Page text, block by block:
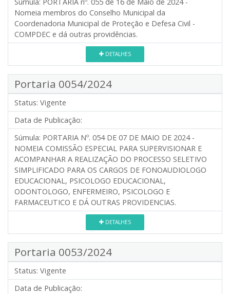
Nomeia membros do Conselho Municipal da
Coordenadoria Municipal de Proteção e Defesa Civil -
COMPDEC e dá outras providências.
DETALHES
Portaria 0054/2024
Status: Vigente
Data de Publicação:
Súmula: PORTARIA Nº. 054 DE 07 DE MAIO DE 2024 -
NOMEIA COMISSÃO ESPECIAL PARA SUPERVISIONAR E
ACOMPANHAR A REALIZAÇÃO DO PROCESSO SELETIVO
SIMPLIFICADO PARA OS CARGOS DE FONOAUDIOLOGO
EDUCACIONAL, PSICOLOGO EDUCACIONAL,
ODONTOLOGO, ENFERMEIRO, PSICOLOGO E
FARMACEUTICO E DÁ OUTRAS PROVIDENCIAS.
DETALHES
Portaria 0053/2024
Status: Vigente
Data de Publicação: